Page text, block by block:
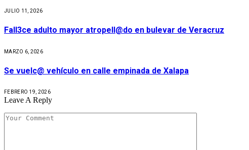
JULIO 11, 2026
Fall3ce adulto mayor atropell@do en bulevar de Veracruz
MARZO 6, 2026
Se vuelc@ vehículo en calle empinada de Xalapa
FEBRERO 19, 2026
Leave A Reply